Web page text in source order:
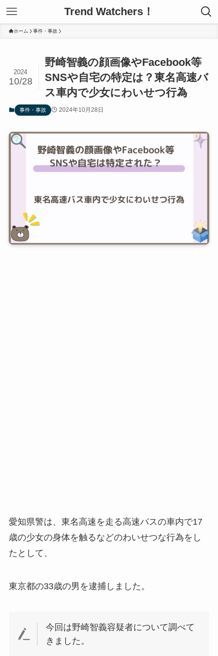
Trend Watchers！
ホーム 事件・事故
野崎智義の顔画像やFacebook等
SNSや自宅の特定は？東名高速バ
ス車内で少女にわいせつ行為
2024
10/28
事件・事故 2024年10月28日
愛知県警は、東名高速を走る高速バスの車内で17
歳の少女の身体を触るなどのわいせつな行為をし
たとして、
東京都の33歳の男を逮捕しました。
今回は野崎智義容疑者について調べて
きました。